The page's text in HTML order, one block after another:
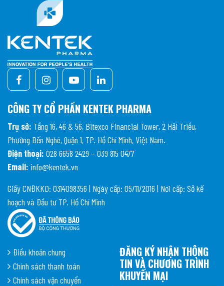
CÔNG TY CỔ PHẦN KENTEK PHARMA
Trụ sở: Tầng 16, 46 & 56, Bitexco Financial Tower, 2 Hải Triều,
Phường Bến Nghé, Quận 1, TP. Hồ Chí Minh, Việt Nam.
Điện thoại: 028 6658 2429 – 039 815 0477
Email: info@kentek.vn
Giấy CNĐKKD: 0314098356 | Ngày cấp: 05/11/2016 | Nơi cấp: Sở kế
hoạch và Đầu tư TP. Hồ Chí Minh
Điều khoản chung
Chính sách thanh toán
Chính sách vận chuyển
ĐĂNG KÝ NHẬN THÔNG
TIN VÀ CHƯƠNG TRÌNH
KHUYẾN MẠI